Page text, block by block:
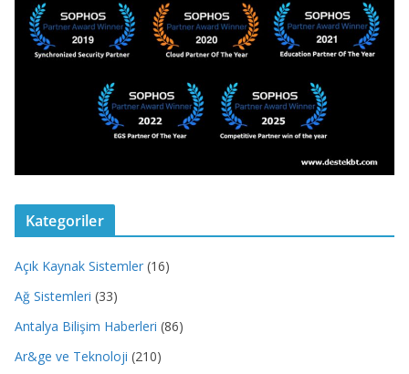
Kategoriler
Açık Kaynak Sistemler (16)
Ağ Sistemleri (33)
Antalya Bilişim Haberleri (86)
Ar&ge ve Teknoloji (210)